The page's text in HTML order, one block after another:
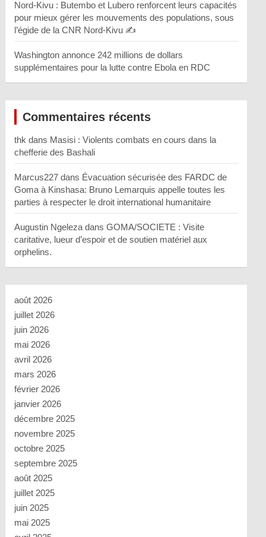
Nord-Kivu : Butembo et Lubero renforcent leurs capacités
pour mieux gérer les mouvements des populations, sous
l’égide de la CNR Nord-Kivu ✍️
Washington annonce 242 millions de dollars
supplémentaires pour la lutte contre Ebola en RDC
Commentaires récents
thk dans Masisi : Violents combats en cours dans la
chefferie des Bashali
Marcus227 dans Évacuation sécurisée des FARDC de
Goma à Kinshasa: Bruno Lemarquis appelle toutes les
parties à respecter le droit international humanitaire
Augustin Ngeleza dansGOMA/SOCIETE : Visite
caritative, lueur d’espoir et de soutien matériel aux
orphelins.
août 2026
juillet 2026
juin 2026
mai 2026
avril 2026
mars 2026
février 2026
janvier 2026
décembre 2025
novembre 2025
octobre 2025
septembre 2025
août 2025
juillet 2025
juin 2025
mai 2025